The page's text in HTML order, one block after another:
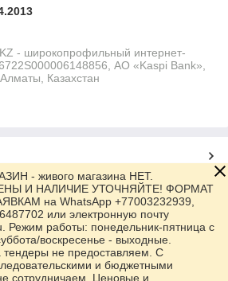
- широкопрофильный интернет-
АО «Kaspi Bank»,
Казахстан
- живого магазина НЕТ.
И НАЛИЧИЕ УТОЧНЯЙТЕ! ФОРМАТ
на WhatsApp +77003232939,
или электронную почту
Режим работы: понедельник-пятница с
воскресенье - выходные.
не предоставляем. С
и бюджетными
сотрудничаем. Ценовые и